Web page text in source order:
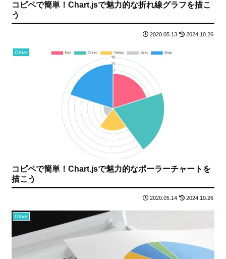
コピペで簡単！Chart.jsで魅力的な折れ線グラフを描こ
う
2020.05.13 2024.10.26
Other
コピペで簡単！Chart.jsで魅力的なポーラーチャートを
描こう
2020.05.14 2024.10.26
Other